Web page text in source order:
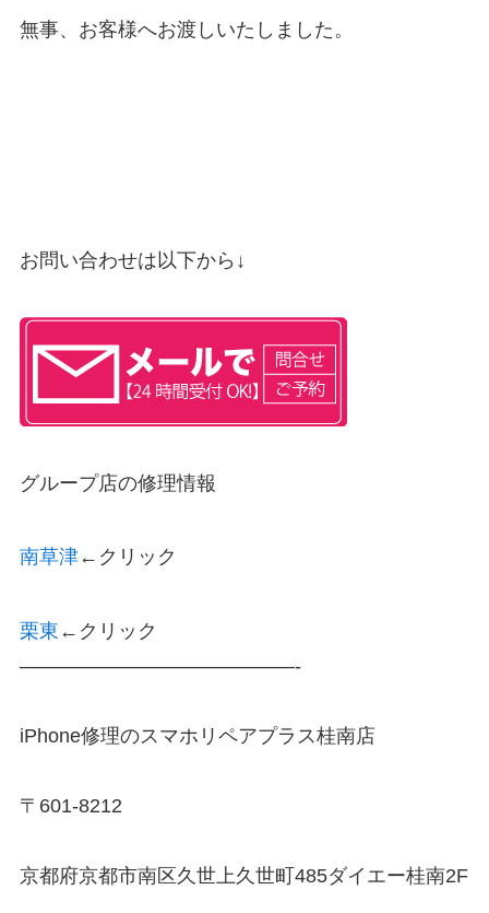
無事、お客様へお渡しいたしました。
お問い合わせは以下から↓
グループ店の修理情報
南草津←クリック
栗東 ←クリック
——————————————-
iPhone修理のスマホリペアプラス桂南店
〒601-8212
京都府京都市南区久世上久世町485ダイエー桂南2F